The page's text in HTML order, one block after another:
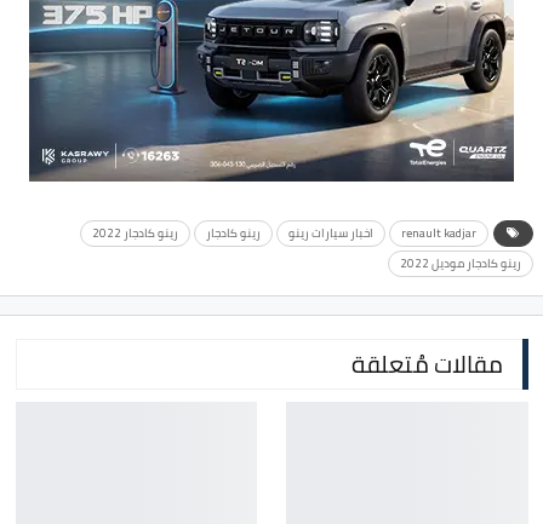
renault kadjar اخبار سيارات رينو رينو كادجار
رينو كادجار 2022
رينو كادجار موديل 2022
مقالات مُتعلقة